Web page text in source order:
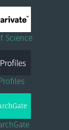
Science